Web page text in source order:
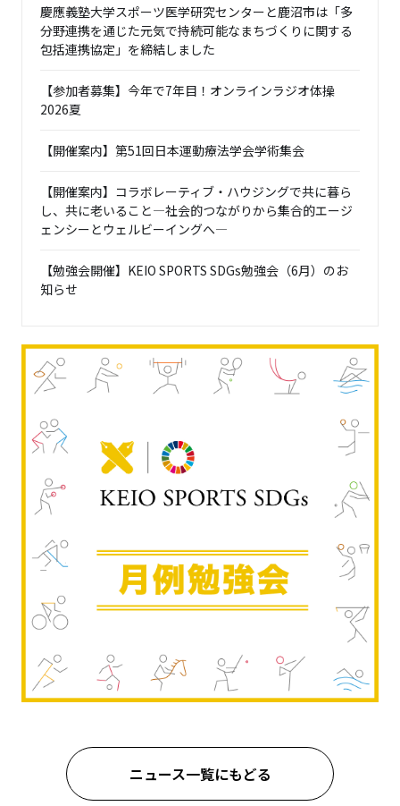
慶應義塾大学スポーツ医学研究センターと鹿沼市は「多
分野連携を通じた元気で持続可能なまちづくりに関する
包括連携協定」を締結しました
【参加者募集】今年で7年目！オンラインラジオ体操
2026夏
【開催案内】第51回日本運動療法学会学術集会
【開催案内】コラボレーティブ・ハウジングで共に暮ら
し、共に老いること―社会的つながりから集合的エージ
ェンシーとウェルビーイングへ―
【勉強会開催】KEIO SPORTS SDGs勉強会（6月）のお
知らせ
ニュース一覧にもどる